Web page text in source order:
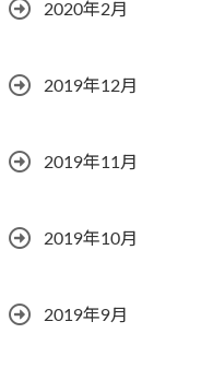
2020年2月
2019年12月
2019年11月
2019年10月
2019年9月